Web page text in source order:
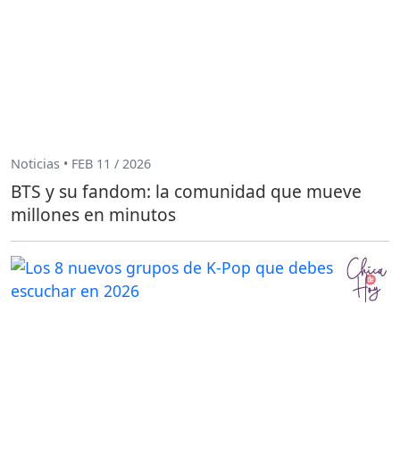
Noticias • FEB 11 / 2026
BTS y su fandom: la comunidad que mueve
millones en minutos